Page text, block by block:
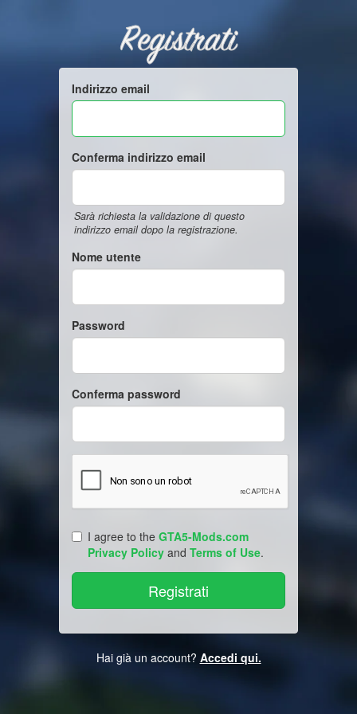
Registrati
Indirizzo email
Conferma indirizzo email
Sarà richiesta la validazione di questo
indirizzo email dopo la registrazione.
Nome utente
Password
Conferma password
I agree to the GTA5-Mods.com
Privacy Policy and Terms of Use.
Hai già un account? Accedi qui.